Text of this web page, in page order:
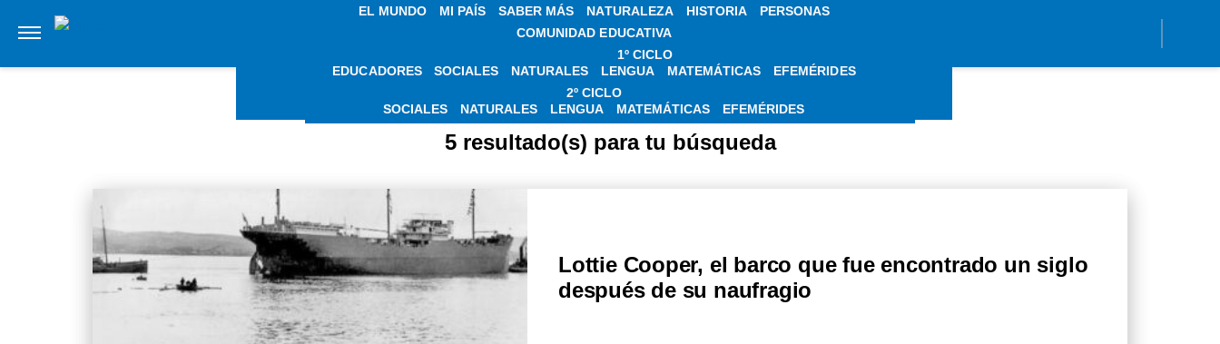
EL MUNDO MI PAÍS SABER MÁS NATURALEZA HISTORIA
PERSONAS
COMUNIDAD EDUCATIVA
EDUCADORES
1º CICLO
SOCIALES
NATURALES LENGUA MATEMÁTICAS
EFEMÉRIDES
2º CICLO
SOCIALES
NATURALES LENGUA MATEMÁTICAS EFEMÉRIDES
NOTICIAS SOBRE MICHIGAN
5 resultado(s) para tu búsqueda
Lottie Cooper, el barco que fue encontrado un siglo
después de su naufragio